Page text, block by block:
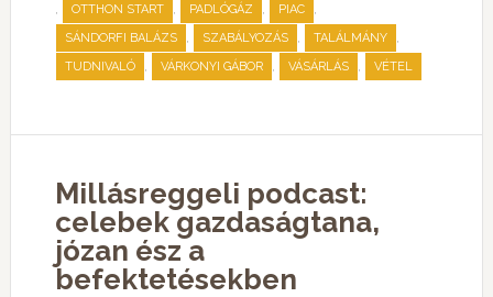
, OTTHON START , PADLÓGÁZ , PIAC ,
SÁNDORFI BALÁZS , SZABÁLYOZÁS , TALÁLMÁNY ,
TUDNIVALÓ , VÁRKONYI GÁBOR , VÁSÁRLÁS , VÉTEL
Millásreggeli podcast:
celebek gazdaságtana,
józan ész a
befektetésekben